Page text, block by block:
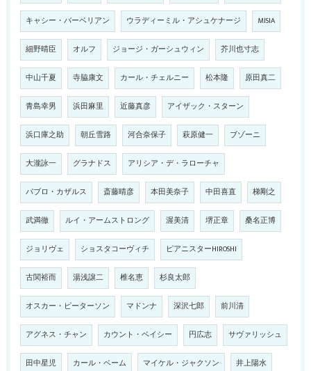
キャシー・バーベリアン ウラディーミル・アシュケナージ MISIA
細野晴臣 オルフ ジョージ・ガーシュウィン 芥川也寸志
中山千夏 寺脇康文 カール・チェルニー 松本隆 原田真二
青島幸男 浜田麻里 近藤真彦 アイザック・スターン
浜口庫之助 朝丘雪路 河合奈保子 萩原健一 ブゾーニ
大瀧詠一 グラナドス アリシア・デ・ラローチャ
パブロ・カザルス 斎藤晴彦 本田美奈子 中田喜直 梯剛之
武満徹 ルイ・アームストロング 渥美清 堺正章 桑名正博
ジョリヴェ ショスタコーヴィチ ピアニスターHIROSHI
古関裕而 湯浅譲二 椎名恵 杉良太郎
オスカー・ピーターソン マドンナ 深沢七郎 前川清
アグネス・チャン カウント・ベイシー 円広志 サヴァリッシュ
田中星児 カール・ベーム マイケル・ジャクソン 井上陽水